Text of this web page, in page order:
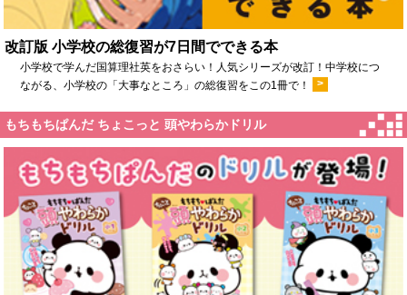
改訂版 小学校の総復習が7日間でできる本
小学校で学んだ国算理社英をおさらい！人気シリーズが改訂！中学校につ
ながる、小学校の「大事なところ」の総復習をこの1冊で！
>
もちもちぱんだ ちょこっと 頭やわらかドリル